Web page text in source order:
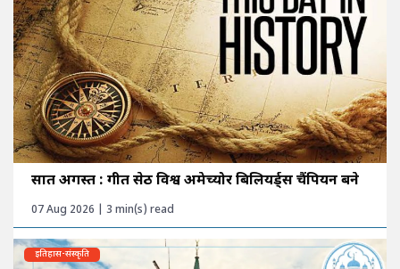
सात अगस्त : गीत सेठी विश्व अमेच्योर बिलियर्ड्स चैंपियन बने
07 Aug 2026 | 3 min(s) read
इतिहास-संस्कृति